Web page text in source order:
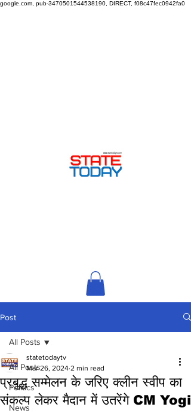
google.com, pub-3470501544538190, DIRECT, f08c47fec0942fa0
Post
All Posts
Politics
News
All Posts
प्रबुद्ध सम्मेलन के जरिए क्लीन स्वीप का
संकल्प लेकर मैदान में उतरेंगे CM Yogi
statetodaytv
Mar 26, 2024 2 min read